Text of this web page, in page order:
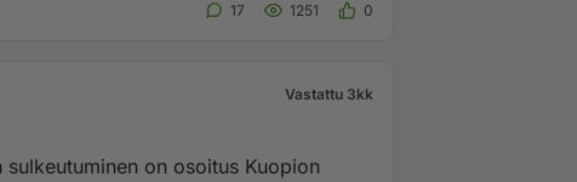
17 1251 0
Vastattu 3kk
on osoitus Kuopion